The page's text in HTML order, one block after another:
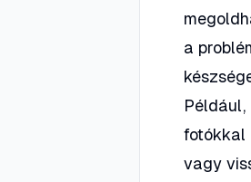
a
fotókkal
vagy